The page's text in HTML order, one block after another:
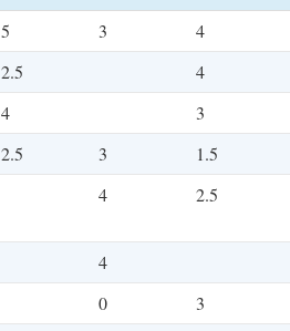
5 3
4
2.5
4
4
3
2.5 3
1.5
4 2.5
4
0
3